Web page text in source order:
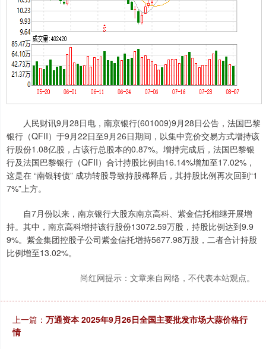
人民财讯9月28日电，南京银行(601009)9月28日公告，法国巴黎
银行（QFII）于9月22日至9月26日期间，以集中竞价交易方式增持该
行股份1.08亿股，占该行总股本的0.87%。增持完成后，法国巴黎银
行及法国巴黎银行（QFII）合计持股比例由16.14%增加至17.02%，
这是在 “南银转债” 成功转股导致持股稀释后，其持股比例再次回到“1
7%”上方。
自7月份以来，南京银行大股东南京高科、紫金信托相继开展增
持。其中，南京高科增持该行股份13072.59万股，持股比例达到9.9
9%。紫金集团控股子公司紫金信托增持5677.98万股，二者合计持股
比例增至13.02%。
尚红网提示：文章来自网络，不代表本站观点。
上一篇： 万通资本 2025年9月26日全国主要批发市场大蒜价格行
情